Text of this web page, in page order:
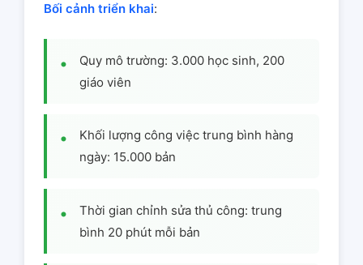
Bối cảnh triển khai:
Quy mô trường: 3.000 học sinh, 200
giáo viên
Khối lượng công việc trung bình hàng
ngày: 15.000 bản
Thời gian chỉnh sửa thủ công: trung
bình 20 phút mỗi bản